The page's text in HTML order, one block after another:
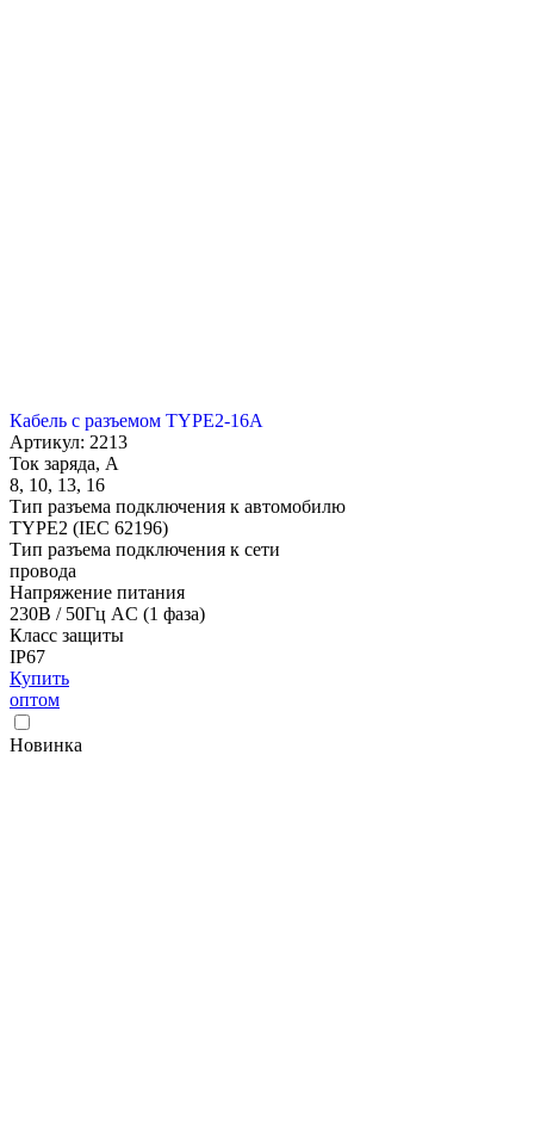
Кабель с разъемом TYPE2-16A
Артикул: 2213
Ток заряда, А
8, 10, 13, 16
Тип разъема подключения к автомобилю
TYPE2 (IEC 62196)
Тип разъема подключения к сети
провода
Напряжение питания
230В / 50Гц AC (1 фаза)
Класс защиты
IP67
Купить
оптом
Новинка